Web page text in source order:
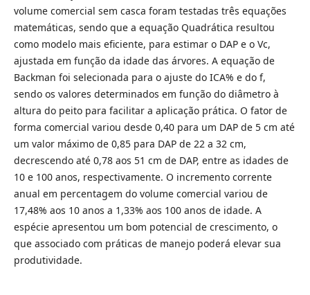
volume comercial sem casca foram testadas três equações
matemáticas, sendo que a equação Quadrática resultou
como modelo mais eficiente, para estimar o DAP e o Vc,
ajustada em função da idade das árvores. A equação de
Backman foi selecionada para o ajuste do ICA% e do f,
sendo os valores determinados em função do diâmetro à
altura do peito para facilitar a aplicação prática. O fator de
forma comercial variou desde 0,40 para um DAP de 5 cm até
um valor máximo de 0,85 para DAP de 22 a 32 cm,
decrescendo até 0,78 aos 51 cm de DAP, entre as idades de
10 e 100 anos, respectivamente. O incremento corrente
anual em percentagem do volume comercial variou de
17,48% aos 10 anos a 1,33% aos 100 anos de idade. A
espécie apresentou um bom potencial de crescimento, o
que associado com práticas de manejo poderá elevar sua
produtividade.